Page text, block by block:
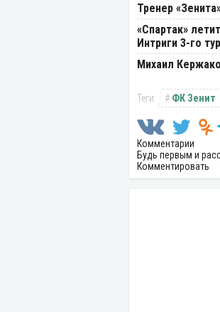
Тренер
«Спартак»
Интриги 3-го
Михаил
ФК Зенит
Комментарии
Будь первым и
Комментировать